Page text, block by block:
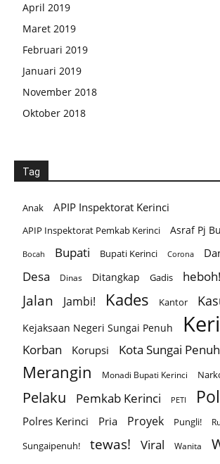
April 2019
Maret 2019
Februari 2019
Januari 2019
November 2018
Oktober 2018
Tag
Anak APIP Inspektorat Kerinci
APIP Inspektorat Pemkab Kerinci Asraf Pj
Bocah Bupati Bupati Kerinci Corona
Desa Dinas Ditangkap Gadis heboh!
Jalan Jambi! Kades Kantor
Kejaksaan Negeri Sungai Penuh
Korban Korupsi Kota Sungai Penuh
Merangin Monadi Bupati Kerinci
Pelaku Pemkab Kerinci PETI
Polres Kerinci
Pria Proyek Pungli!
Sungaipenuh! tewas! Viral Wanita